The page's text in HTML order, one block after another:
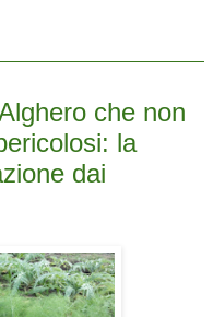
che non
la
dai